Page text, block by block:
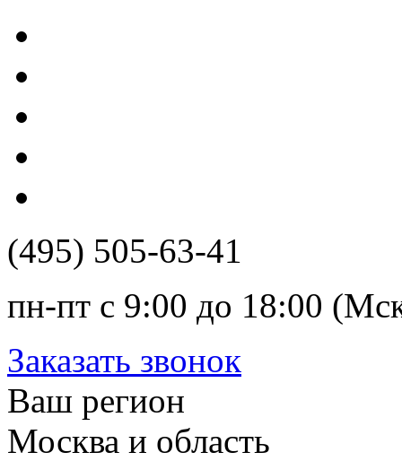
(495) 505-63-41
пн-пт с 9:00 до 18:00
Заказать звонок
Ваш регион
Москва и область